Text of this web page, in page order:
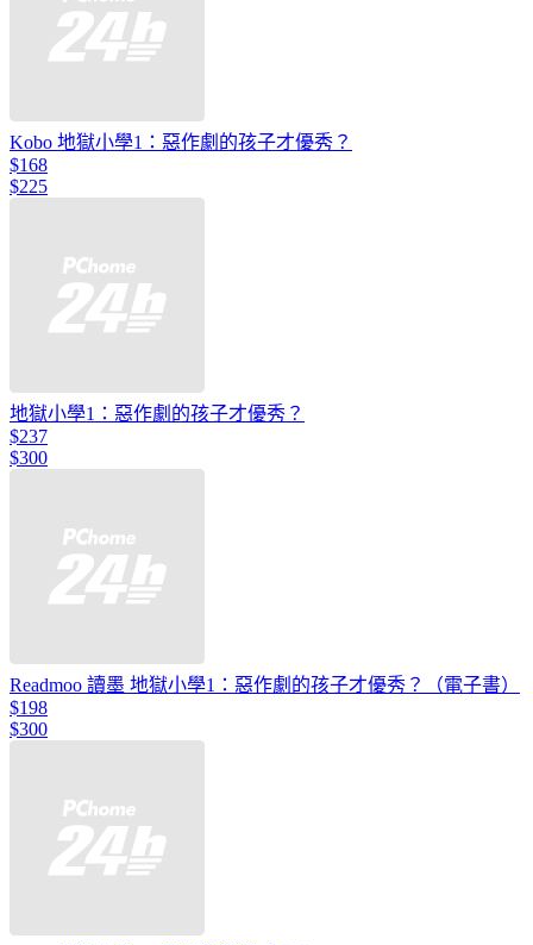
Kobo 地獄小學1：惡作劇的孩子才優秀？
$168
$225
地獄小學1：惡作劇的孩子才優秀？
$237
$300
Readmoo 讀墨 地獄小學1：惡作劇的孩子才優秀？（電子書）
$198
$300